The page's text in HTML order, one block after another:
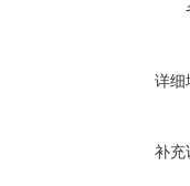
详细
补充